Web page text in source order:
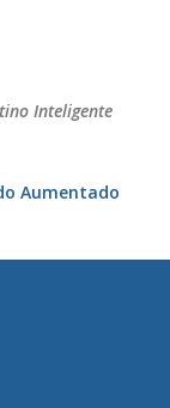
Inteligente
Aumentado